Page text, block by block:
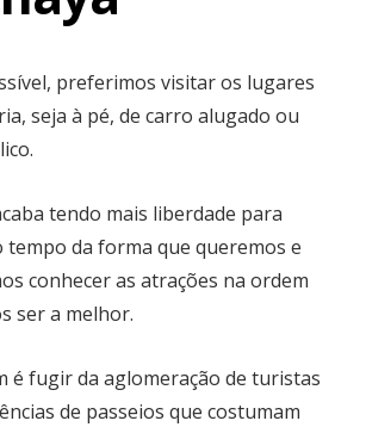
preferimos visitar os lugares
seja à pé, de carro alugado ou
tendo mais liberdade para
da forma que queremos e
conhecer as atrações na ordem
ser a melhor.
é fugir da aglomeração de turistas
de passeios que costumam